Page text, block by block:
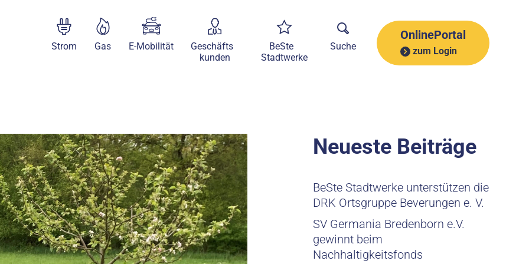
Strom Gas E-Mobilität
Geschäfts
kunden
BeSte
Stadtwerke
Suche
OnlinePortal
zum Login
Neueste Beiträge
BeSte Stadtwerke unterstützen die
DRK Ortsgruppe Beverungen e. V.
SV Germania Bredenborn e.V.
gewinnt beim
Nachhaltigkeitsfonds